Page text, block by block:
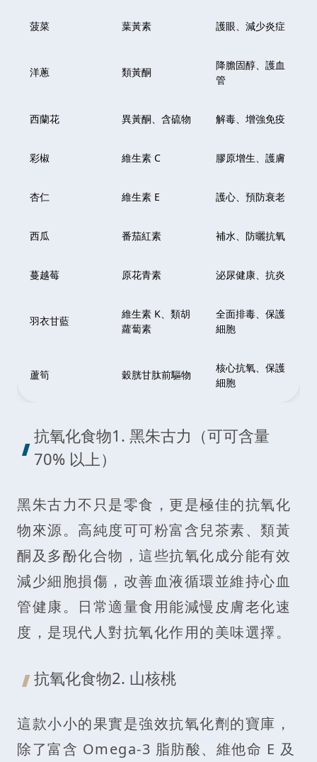
菠菜 葉黃素 護眼、減少炎症
洋蔥 類黃酮
降膽固醇、護血
管
西蘭花 異黃酮、含硫物 解毒、增強免疫
彩椒 維生素 C 膠原增生、護膚
杏仁 維生素 E 護心、預防衰老
西瓜 番茄紅素 補水、防曬抗氧
蔓越莓 原花青素 泌尿健康、抗炎
羽衣甘藍
維生素 K、類胡
蘿蔔素
全面排毒、保護
細胞
蘆筍 穀胱甘肽前驅物
核心抗氧、保護
細胞
抗氧化食物1. 黑朱古力（可可含量
70% 以上）
黑朱古力不只是零食，更是極佳的抗氧化
物來源。高純度可可粉富含兒茶素、類黃
酮及多酚化合物，這些抗氧化成分能有效
減少細胞損傷，改善血液循環並維持心血
管健康。日常適量食用能減慢皮膚老化速
度，是現代人對抗氧化作用的美味選擇。
抗氧化食物2. 山核桃
這款小小的果實是強效抗氧化劑的寶庫，
除了富含 Omega-3 脂肪酸、維他命 E 及